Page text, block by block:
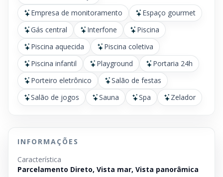
Empresa de monitoramento
Espaço gourmet
Gás central
Interfone
Piscina
Piscina aquecida
Piscina coletiva
Piscina infantil
Playground
Portaria 24h
Porteiro eletrônico
Salão de festas
Salão de jogos
Sauna Spa Zelador
INFORMAÇÕES
Característica
Parcelamento Direto, Vista mar, Vista panorâmica